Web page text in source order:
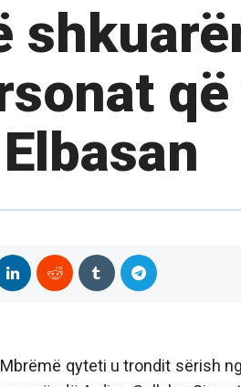
Elbasan
qyteti u trondit sërish